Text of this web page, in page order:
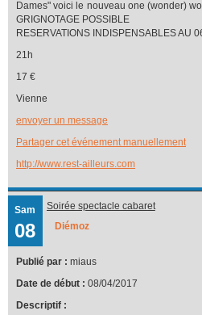
Dames" voici le nouveau one (wonder)
GRIGNOTAGE POSSIBLE
RESERVATIONS INDISPENSABLES AU
21h
17 €
Vienne
envoyer un message
Partager cet événement manuellement
http://www.rest-ailleurs.com
Sam
08
Soirée spectacle cabaret
Diémoz
Publié par : miaus
Date de début : 08/04/2017
Descriptif :